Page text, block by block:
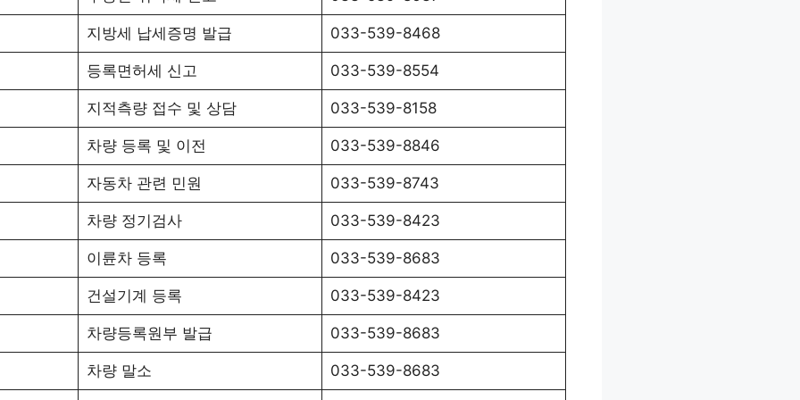
지방세 납세증명 발급 033-539-8468
등록면허세 신고 033-539-8554
지적측량 접수 및 상담 033-539-8158
차량 등록 및 이전 033-539-8846
자동차 관련 민원 033-539-8743
차량 정기검사 033-539-8423
이륜차 등록 033-539-8683
건설기계 등록 033-539-8423
차량등록원부 발급 033-539-8683
차량 말소 033-539-8683